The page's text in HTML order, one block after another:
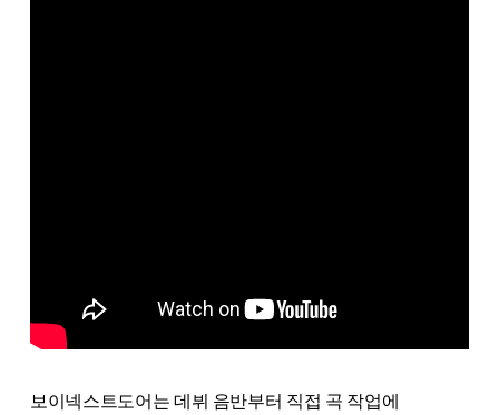
보이넥스트도어는 데뷔 음반부터 직접 곡 작업에